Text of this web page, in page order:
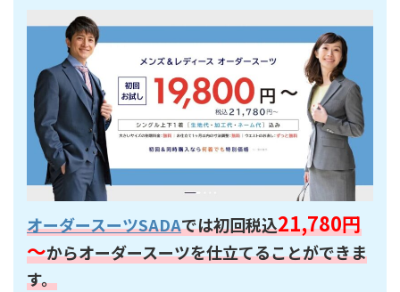
オーダースーツSADAでは初回税込21,780円
～からオーダースーツを仕立てることができま
す。